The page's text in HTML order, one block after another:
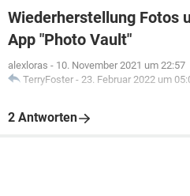
Wiederherstellung Fotos
App "Photo Vault"
alexloras - 10. November 2021 um 22:57
TerryFoster - 23. Februar 2022 um
2 Antworten